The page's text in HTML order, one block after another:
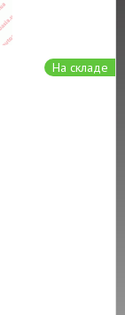
На складе